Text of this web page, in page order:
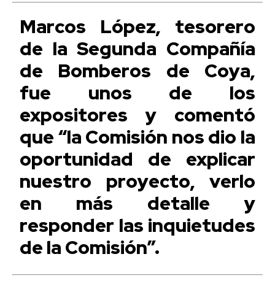
Marcos López, tesorero
de la Segunda Compañía
de Bomberos de Coya,
fue unos de los
expositores y comentó
que “la Comisión nos dio la
oportunidad de explicar
nuestro proyecto, verlo
en más detalle y
responder las inquietudes
de la Comisión”.